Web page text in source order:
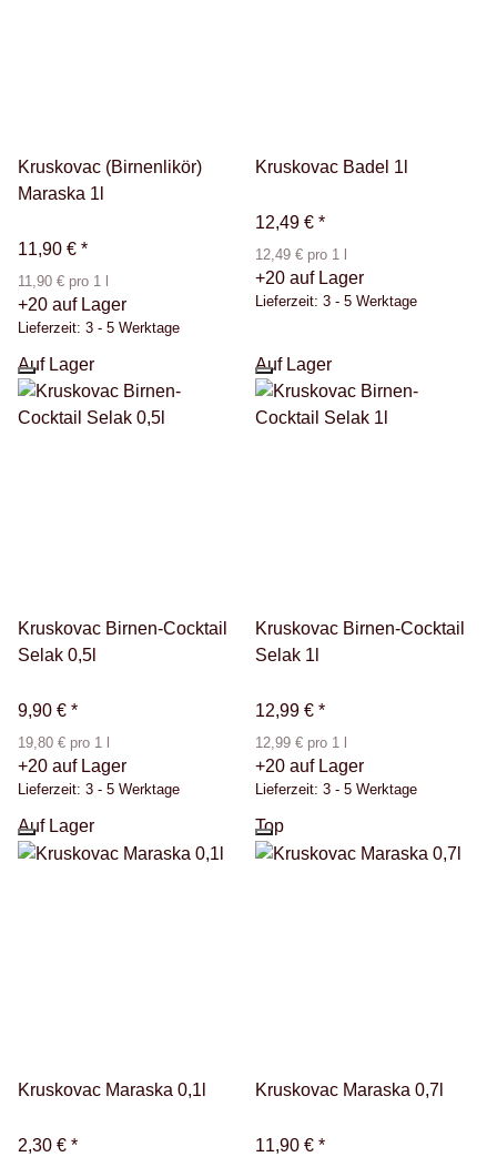
Kruskovac (Birnenlikör)
Maraska 1l
11,90 € *
11,90 € pro 1 l
+20 auf Lager
Lieferzeit: 3 - 5 Werktage
Kruskovac Badel 1l
12,49 € *
12,49 € pro 1 l
+20 auf Lager
Lieferzeit: 3 - 5 Werktage
Auf Lager
Kruskovac Birnen-Cocktail
Selak 0,5l
9,90 € *
19,80 € pro 1 l
+20 auf Lager
Lieferzeit: 3 - 5 Werktage
Auf Lager
Kruskovac Birnen-Cocktail
Selak 1l
12,99 € *
12,99 € pro 1 l
+20 auf Lager
Lieferzeit: 3 - 5 Werktage
Auf Lager
Kruskovac Maraska 0,1l
2,30 € *
Top
Kruskovac Maraska 0,7l
11,90 € *